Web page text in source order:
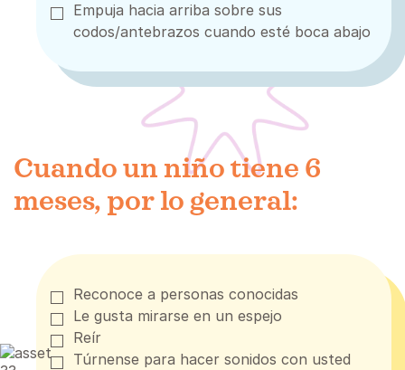
Empuja hacia arriba sobre sus
codos/antebrazos cuando esté boca abajo
Cuando un niño tiene 6
meses, por lo general:
Reconoce a personas conocidas
Le gusta mirarse en un espejo
Reír
Túrnense para hacer sonidos con usted